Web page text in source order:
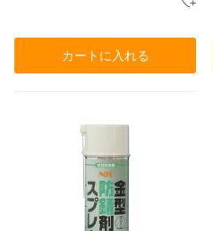
カートに入れる